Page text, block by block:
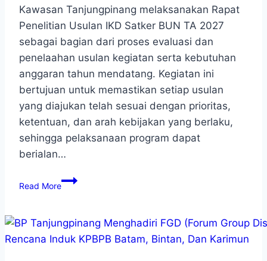
Kawasan Tanjungpinang melaksanakan Rapat
Penelitian Usulan IKD Satker BUN TA 2027
sebagai bagian dari proses evaluasi dan
penelaahan usulan kegiatan serta kebutuhan
anggaran tahun mendatang. Kegiatan ini
bertujuan untuk memastikan setiap usulan
yang diajukan telah sesuai dengan prioritas,
ketentuan, dan arah kebijakan yang berlaku,
sehingga pelaksanaan program dapat
berialan…
Read More